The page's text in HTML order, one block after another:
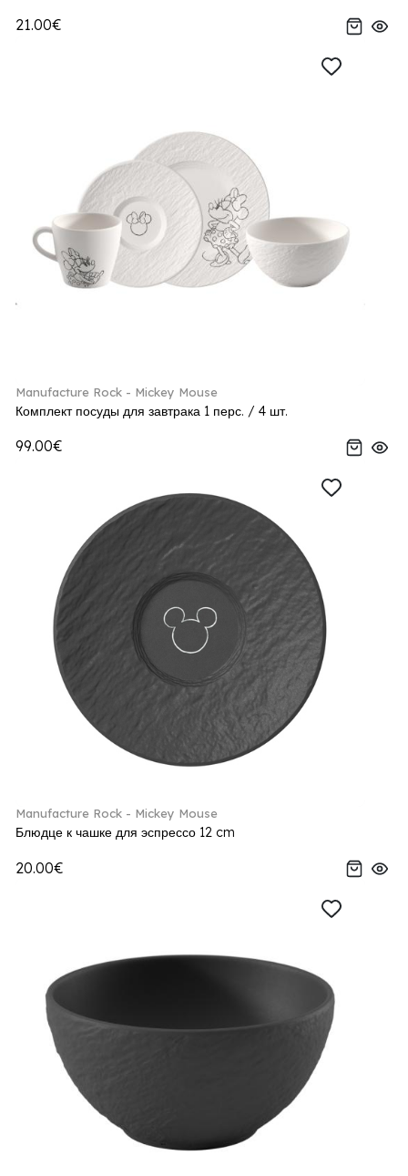
21.00€
Manufacture Rock - Mickey Mouse
Комплект посуды для завтрака 1 перс. / 4 шт.
99.00€
Manufacture Rock - Mickey Mouse
Блюдце к чашке для эспрессо 12 cm
20.00€